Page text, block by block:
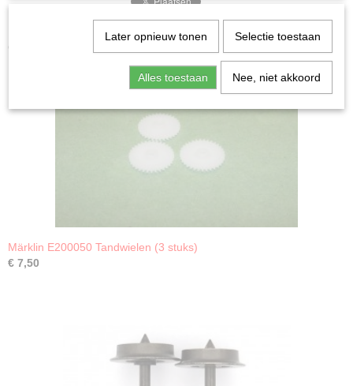
Märklin E200050 Tandwielen (3 stuks)
€ 7,50
Later opnieuw tonen Selectie toestaan
Alles toestaan Nee, niet akkoord